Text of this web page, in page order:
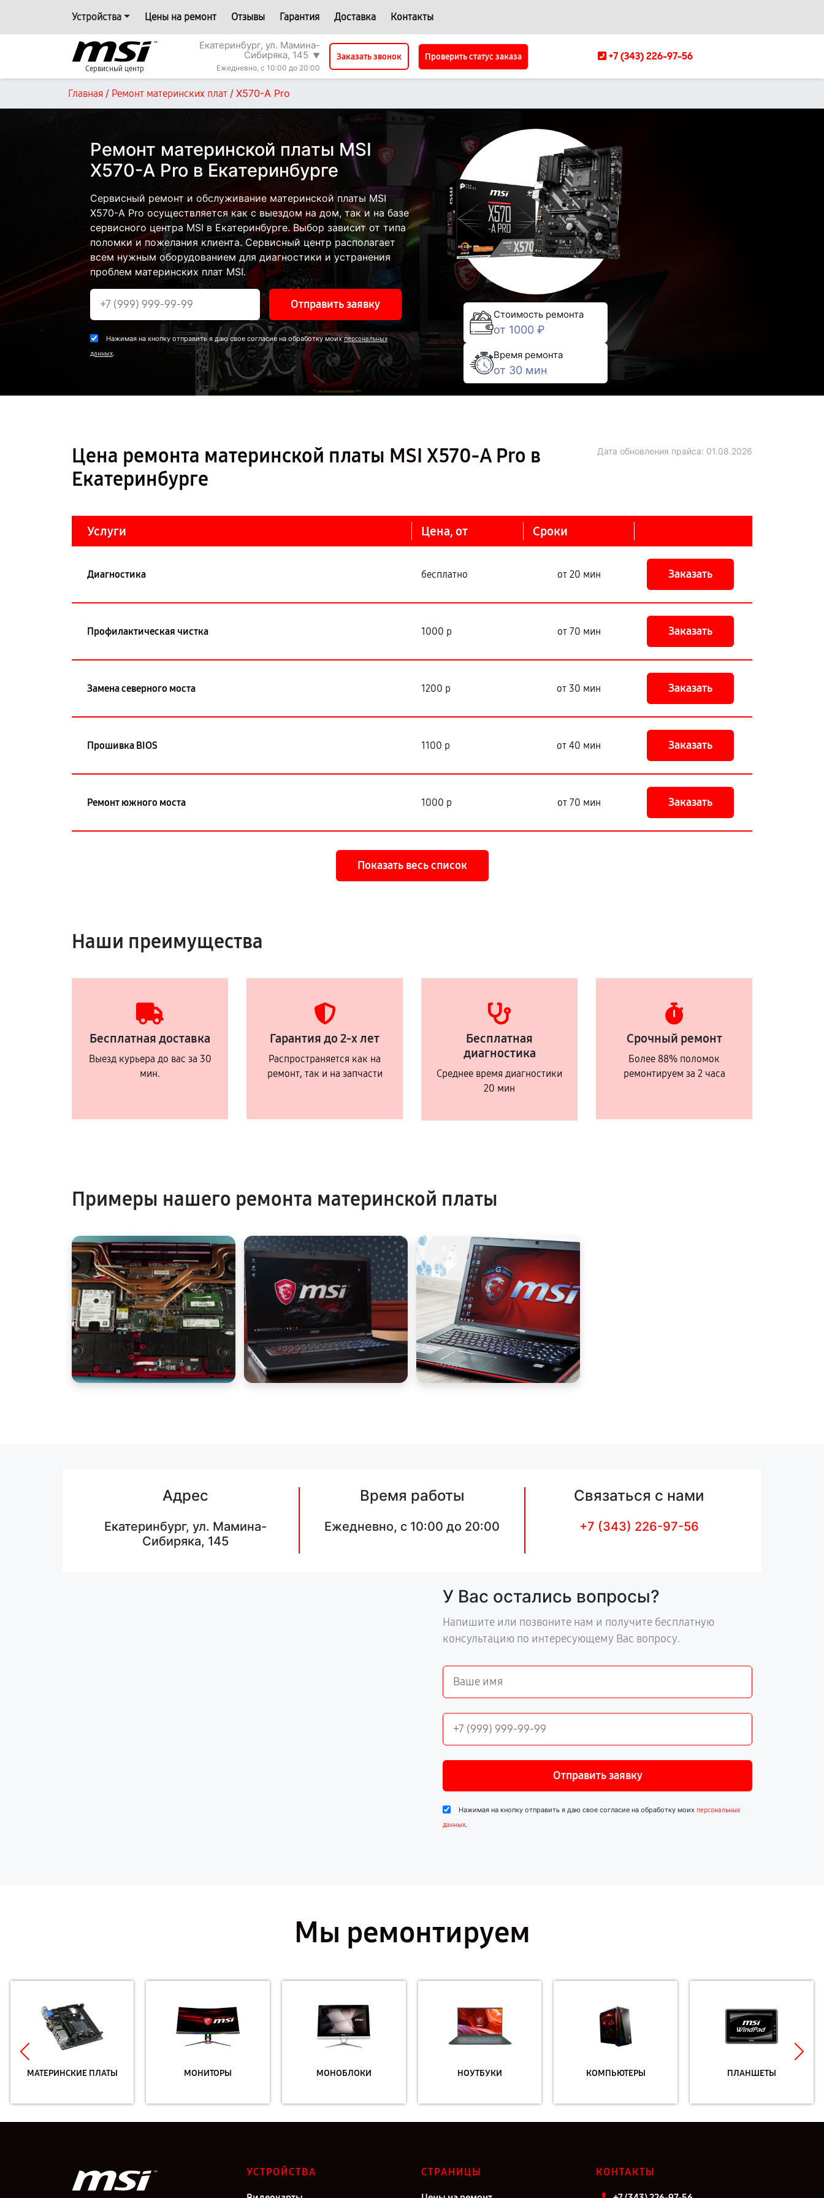
Устройства Цены на ремонт Отзывы Гарантия Доставка Контакты
Сервисный центр
Екатеринбург, ул. Мамина-
Сибиряка, 145 ▼
Ежедневно, с 10:00 до 20:00
Заказать звонок Проверить статус заказа +7 (343) 226-97-56
Главная / Ремонт материнских плат / X570-A Pro
Ремонт материнской платы MSI
X570-A Pro в Екатеринбурге
Сервисный ремонт и обслуживание материнской платы MSI
X570-A Pro осуществляется как с выездом на дом, так и на базе
сервисного центра MSI в Екатеринбурге. Выбор зависит от типа
поломки и пожелания клиента. Сервисный центр располагает
всем нужным оборудованием для диагностики и устранения
проблем материнских плат MSI.
Отправить заявку
Нажимая на кнопку отправить я даю свое согласие на обработку моихперсональных
данных.
Стоимость ремонта
от 1000 ₽
Время ремонта
от 30 мин
Цена ремонта материнской платы MSI X570-A Pro в
Екатеринбурге
Дата обновления прайса: 01.08.2026
Услуги Цена, от Сроки
Диагностика бесплатно от 20 мин Заказать
Профилактическая чистка 1000 р от 70 мин Заказать
Замена северного моста 1200 р от 30 мин Заказать
Прошивка BIOS 1100 р от 40 мин Заказать
Ремонт южного моста 1000 р от 70 мин Заказать
Показать весь список
Наши преимущества
Бесплатная доставка
Выезд курьера до вас за 30
мин.
Гарантия до 2-х лет
Распространяется как на
ремонт, так и на запчасти
Бесплатная
диагностика
Среднее время диагностики
20 мин
Срочный ремонт
Более 88% поломок
ремонтируем за 2 часа
Примеры нашего ремонта материнской платы
Адрес
Екатеринбург, ул. Мамина-
Сибиряка, 145
Время работы
Ежедневно, с 10:00 до 20:00
Связаться с нами
+7 (343) 226-97-56
У Вас остались вопросы?
Напишите или позвоните нам и получите бесплатную
консультацию по интересующему Вас вопросу.
Отправить заявку
Нажимая на кнопку отправить я даю свое согласие на обработку моих персональных
данных.
Мы ремонтируем
МАТЕРИНСКИЕ ПЛАТЫ МОНИТОРЫ МОНОБЛОКИ НОУТБУКИ КОМПЬЮТЕРЫ ПЛАНШЕТЫ
УСТРОЙСТВА СТРАНИЦЫ КОНТАКТЫ